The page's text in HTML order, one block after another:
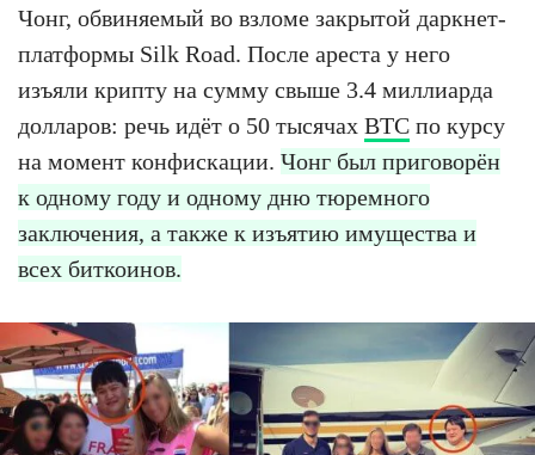
Чонг, обвиняемый во взломе закрытой даркнет-
платформы Silk Road. После ареста у него
изъяли крипту на сумму свыше 3.4 миллиарда
долларов: речь идёт о 50 тысячах BTC по курсу
на момент конфискации. Чонг был приговорён
к одному году и одному дню тюремного
заключения, а также к изъятию имущества и
всех биткоинов.